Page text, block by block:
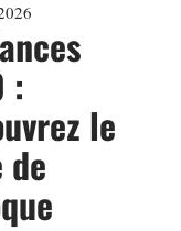
:
le